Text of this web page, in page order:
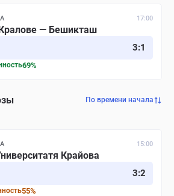
17:00
— Бешикташ
3:1
69%
По времени начала
15:00
Крайова
3:2
55%